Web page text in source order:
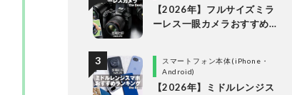
【2026年】フルサイズミラ
ーレス一眼カメラおすすめ
スマートフォン本体(iPhone・
Android)
【2026年】ミドルレンジス